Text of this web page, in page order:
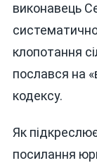
виконавець
клопотання
послався на
кодексу.
Як
посилання